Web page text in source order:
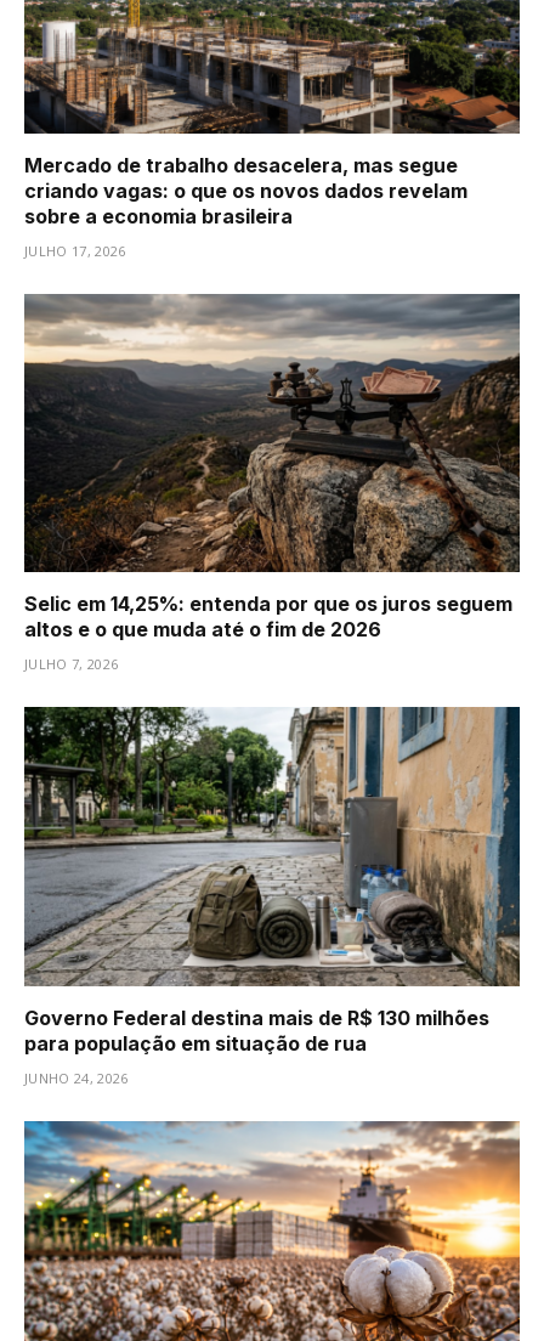
Mercado de trabalho desacelera, mas segue
criando vagas: o que os novos dados revelam
sobre a economia brasileira
JULHO 17, 2026
Selic em 14,25%: entenda por que os juros seguem
altos e o que muda até o fim de 2026
JULHO 7, 2026
Governo Federal destina mais de R$ 130 milhões
para população em situação de rua
JUNHO 24, 2026